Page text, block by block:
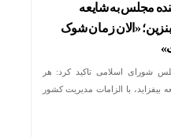
مجلس به شایعه
«الان زمان شوک
شورای اسلامی تاکید کرد: هر
بیفزاید، با الزامات مدیریت کشور